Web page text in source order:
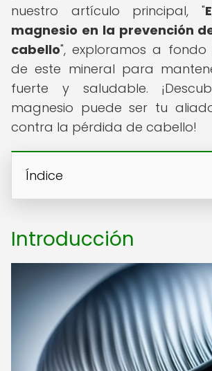
nuestro artículo principal, "
magnesio en la prevención
cabello", exploramos a fondo
de este mineral para
fuerte y saludable.
magnesio puede ser tu
contra la pérdida de cabello!
Índice
Introducción